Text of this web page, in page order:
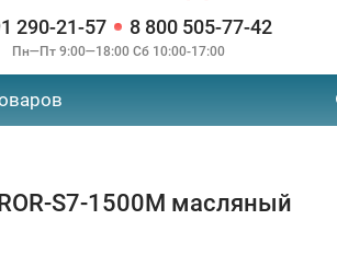
290-21-57 8 800 505-77-42
Пн—Пт 9:00—18:00 Сб 10:00-17:00
S7-1500M масляный